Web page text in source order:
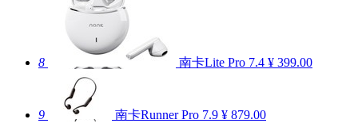
8 南卡Lite Pro 7.4 ¥ 399.00
9 南卡Runner Pro 7.9 ¥ 879.00